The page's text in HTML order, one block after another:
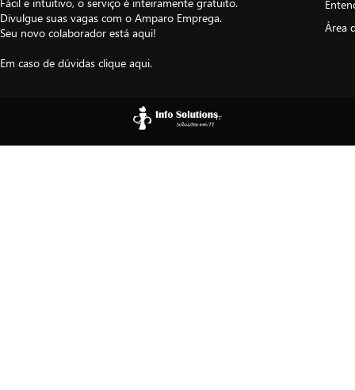
Divulgue suas vagas com o Amparo Emprega.
Seu novo colaborador está aqui!
Em caso de dúvidas clique aqui.
Área